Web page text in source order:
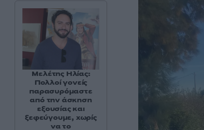
Μελέτης Ηλίας:
Πολλοί γονείς
παρασυρόμαστε
από την άσκηση
εξουσίας και
ξεφεύγουμε, χωρίς
να το